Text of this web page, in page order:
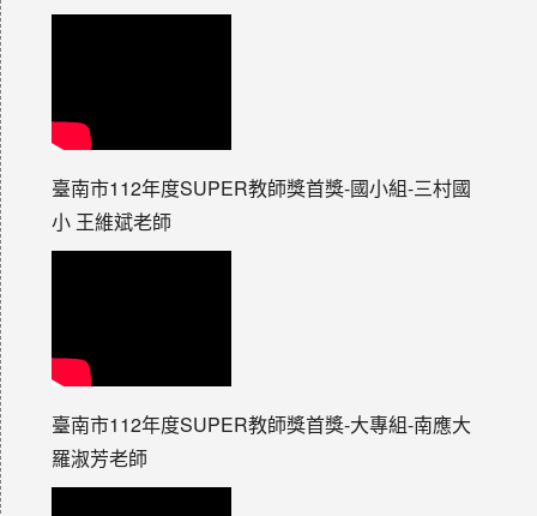
臺南市112年度SUPER教師獎首獎-國小組-三村國
小 王維斌老師
臺南市112年度SUPER教師獎首獎-大專組-南應大
羅淑芳老師